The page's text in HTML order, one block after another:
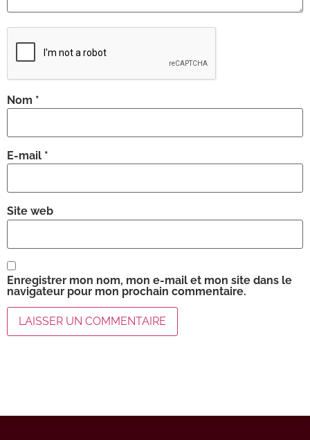
Nom *
E-mail *
Site web
Enregistrer mon nom, mon e-mail et mon site dans le
navigateur pour mon prochain commentaire.